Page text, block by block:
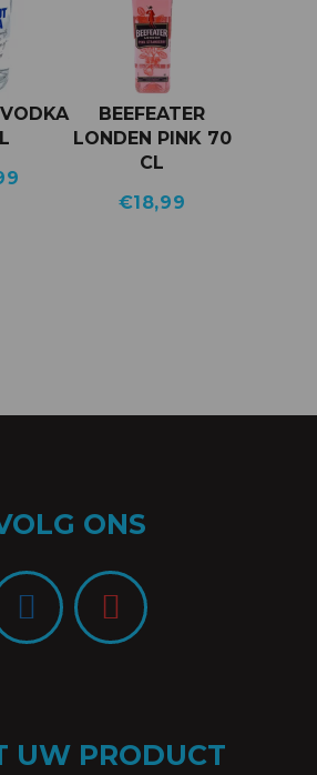
BEEFEATER
LONDEN PINK 70
CL
€18,99
ONS
UW PRODUCT